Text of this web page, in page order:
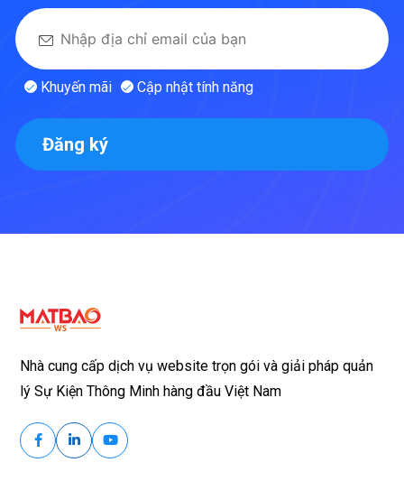
Khuyến mãi Cập nhật tính năng
Đăng ký
Nhà cung cấp dịch vụ website trọn gói và giải pháp quản
lý Sự Kiện Thông Minh hàng đầu Việt Nam